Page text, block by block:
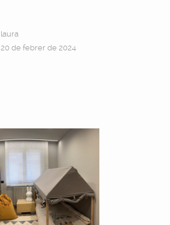
laura
20 de febrer de 2024